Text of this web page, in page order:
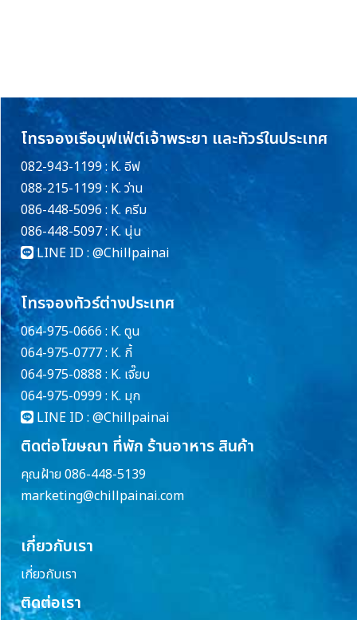
โทรจองเรือบุฟเฟ่ต์เจ้าพระยา และทัวร์ในประเทศ
082-943-1199 : K. อีฟ
088-215-1199 : K. ว่าน
086-448-5096 : K. ครีม
086-448-5097 : K. นุ่น
LINE ID : @Chillpainai
โทรจองทัวร์ต่างประเทศ
064-975-0666 : K. ตูน
064-975-0777 : K. กี้
064-975-0888 : K. เจี๊ยบ
064-975-0999 : K. มุก
LINE ID : @Chillpainai
ติดต่อโฆษณา ที่พัก ร้านอาหาร สินค้า
คุณฝ้าย 086-448-5139
marketing@chillpainai.com
เกี่ยวกับเรา
เกี่ยวกับเรา
ติดต่อเรา